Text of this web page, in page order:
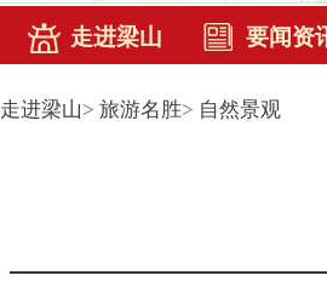
走进梁山 要闻资
走进梁山> 旅游名胜> 自然景观